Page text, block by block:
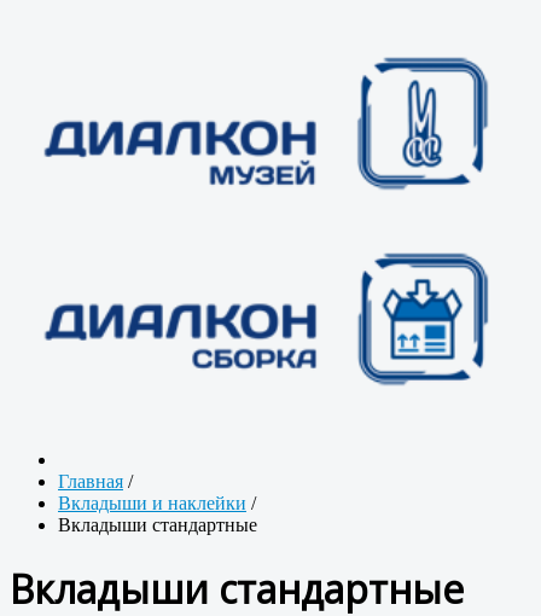
Главная /
Вкладыши и наклейки /
Вкладыши стандартные
Вкладыши стандартные